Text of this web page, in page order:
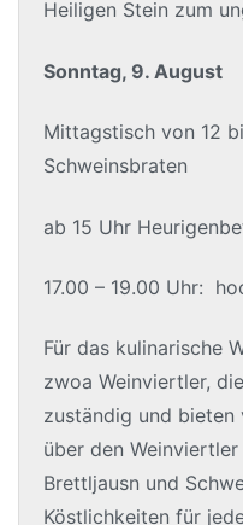
Heiligen Stein zum
Sonntag, 9. August
Mittagstisch von 12
Schweinsbraten
ab 15 Uhr
17.00 – 19.00 Uhr:
Für das kulinarische
zwoa Weinviertler,
zuständig und bieten
über den
Brettljausn und
Köstlichkeiten für